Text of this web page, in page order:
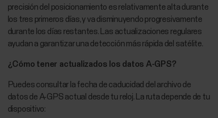
precisión del posicionamiento es relativamente alta durante
los tres primeros días, y va disminuyendo progresivamente
durante los días restantes. Las actualizaciones regulares
ayudan a garantizar una detección más rápida del satélite.
¿Cómo tener actualizados los datos A-GPS?
Puedes consultar la fecha de caducidad del archivo de
datos de A-GPS actual desde tu reloj. La ruta depende de tu
dispositivo: